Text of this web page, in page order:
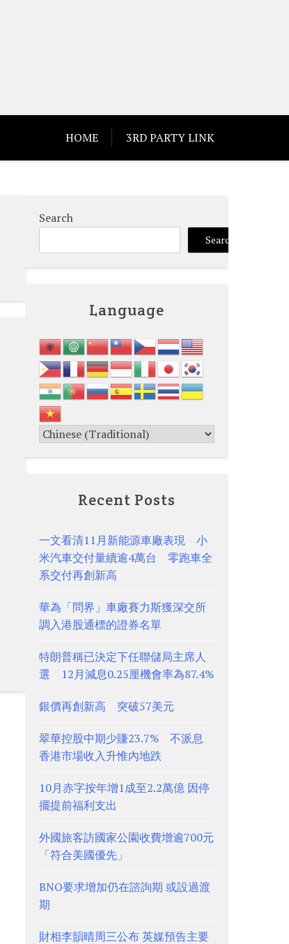
HOME 3RD PARTY LINK
Search
Search
Language
Recent Posts
一文看清11月新能源車廠表現 小
米汽車交付量續逾4萬台 零跑車全
系交付再創新高
華為「問界」車廠賽力斯獲深交所
調入港股通標的證券名單
特朗普稱已決定下任聯儲局主席人
選 12月減息0.25厘機會率為87.4%
銀價再創新高 突破57美元
翠華控股中期少賺23.7% 不派息
香港市場收入升惟內地跌
10月赤字按年增1成至2.2萬億 因停
擺提前福利支出
外國旅客訪國家公園收費增逾700元
「符合美國優先」
BNO要求增加仍在諮詢期 或設過渡
期
財相李韻晴周三公布 英媒預告主要